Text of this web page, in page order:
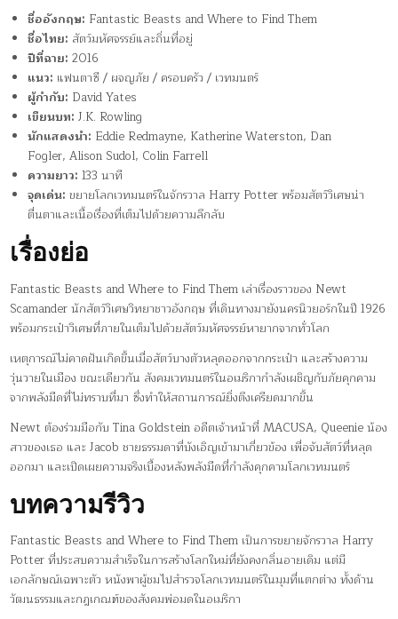
ชื่ออังกฤษ: Fantastic Beasts and Where to Find Them
ชื่อไทย: สัตว์มหัศจรรย์และถิ่นที่อยู่
ปีที่ฉาย: 2016
แนว: แฟนตาซี / ผจญภัย / ครอบครัว / เวทมนตร์
ผู้กำกับ: David Yates
เขียนบท: J.K. Rowling
นักแสดงนำ: Eddie Redmayne, Katherine Waterston, Dan
Fogler, Alison Sudol, Colin Farrell
ความยาว: 133 นาที
จุดเด่น: ขยายโลกเวทมนตร์ในจักรวาล Harry Potter พร้อมสัตว์วิเศษน่า
ตื่นตาและเนื้อเรื่องที่เต็มไปด้วยความลึกลับ
เรื่องย่อ
Fantastic Beasts and Where to Find Them เล่าเรื่องราวของ Newt
Scamander นักสัตว์วิเศษวิทยาชาวอังกฤษ ที่เดินทางมายังนครนิวยอร์กในปี 1926
พร้อมกระเป๋าวิเศษที่ภายในเต็มไปด้วยสัตว์มหัศจรรย์หายากจากทั่วโลก
เหตุการณ์ไม่คาดฝันเกิดขึ้นเมื่อสัตว์บางตัวหลุดออกจากกระเป๋า และสร้างความ
วุ่นวายในเมือง ขณะเดียวกัน สังคมเวทมนตร์ในอเมริกากำลังเผชิญกับภัยคุกคาม
จากพลังมืดที่ไม่ทราบที่มา ซึ่งทำให้สถานการณ์ยิ่งตึงเครียดมากขึ้น
Newt ต้องร่วมมือกับ Tina Goldstein อดีตเจ้าหน้าที่ MACUSA, Queenie น้อง
สาวของเธอ และ Jacob ชายธรรมดาที่บังเอิญเข้ามาเกี่ยวข้อง เพื่อจับสัตว์ที่หลุด
ออกมา และเปิดเผยความจริงเบื้องหลังพลังมืดที่กำลังคุกคามโลกเวทมนตร์
บทความรีวิว
Fantastic Beasts and Where to Find Them เป็นการขยายจักรวาล Harry
Potter ที่ประสบความสำเร็จในการสร้างโลกใหม่ที่ยังคงกลิ่นอายเดิม แต่มี
เอกลักษณ์เฉพาะตัว หนังพาผู้ชมไปสำรวจโลกเวทมนตร์ในมุมที่แตกต่าง ทั้งด้าน
วัฒนธรรมและกฎเกณฑ์ของสังคมพ่อมดในอเมริกา